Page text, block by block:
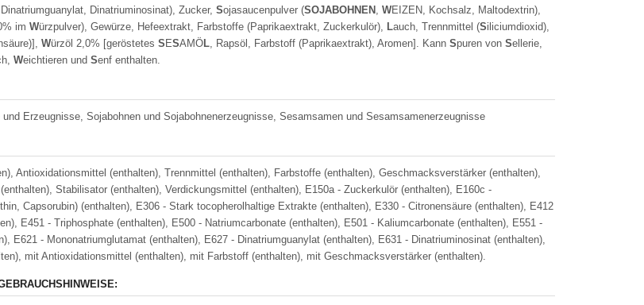
Dinatriuminosinat), Zucker, Sojasaucenpulver (SOJABOHNEN , WEIZEN, Kochsalz, Maltodextrin),
im Würzpulver), Gewürze, Hefeextrakt, Farbstoffe (Paprikaextrakt, Zuckerkulör), Lauch, Trennmittel (Siliciumdioxid),
Würzöl 2,0% [geröstetes S ESAMÖL, Rapsöl, Farbstoff (Paprikaextrakt), Aromen]. Kann Spuren von Sellerie,
Weichtieren und Senf enthalten.
Erzeugnisse, Sojabohnen und Sojabohnenerzeugnisse, Sesamsamen und Sesamsamenerzeugnisse
Antioxidationsmittel (enthalten), Trennmittel (enthalten), Farbstoffe (enthalten), Geschmacksverstärker (enthalten),
Stabilisator (enthalten), Verdickungsmittel (enthalten), E150a - Zuckerkulör (enthalten), E160c -
Capsorubin) (enthalten), E306 - Stark tocopherolhaltige Extrakte (enthalten), E330 - Citronensäure (enthalten), E412
E451 - Triphosphate (enthalten), E500 - Natriumcarbonate (enthalten), E501 - Kaliumcarbonate (enthalten), E551 -
E621 - Mononatriumglutamat (enthalten), E627 - Dinatriumguanylat (enthalten), E631 - Dinatriuminosinat (enthalten),
mit Antioxidationsmittel (enthalten), mit Farbstoff (enthalten), mit Geschmacksverstärker (enthalten).